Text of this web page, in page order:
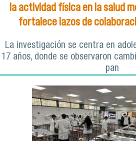
la actividad física en la salud
fortalece lazos de
La investigación se centra en
17 años, donde se observaron
pan